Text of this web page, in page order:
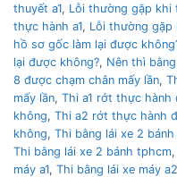
thuyết a1, Lỗi thường gặp khi
thực hành a1, Lỗi thường gặp
hồ sơ gốc làm lại được
lại được không?, Nên thì
8 được chạm chân mấy lần,
mấy lần, Thi a1 rớt thực
không, Thi a2 rớt thực hành
không, Thi bằng lái xe 2
Thi bằng lái xe 2 bánh tphcm,
máy a1, Thi bằng lái xe máy a2